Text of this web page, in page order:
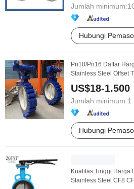
Jumlah minimum:
Hubungi
Pn10/Pn16 Daftar
Stainless Steel Offset
US$18-1.500
Jumlah minimum:1
Hubungi
Kualitas Tinggi Harga
Stainless Steel CF8